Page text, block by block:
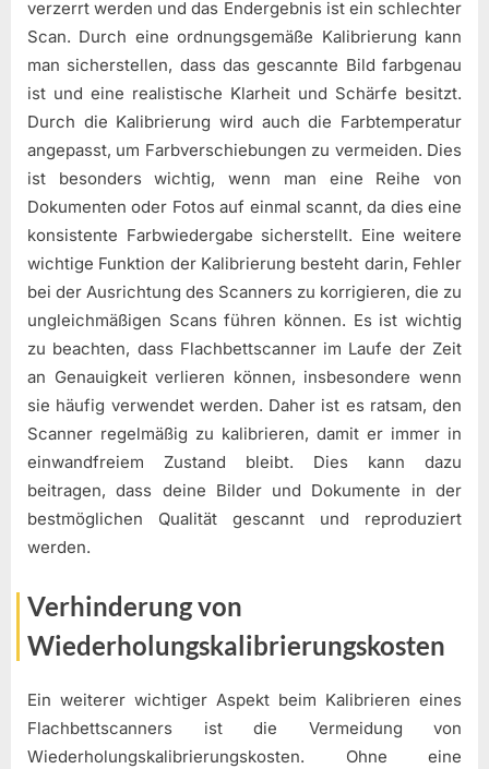
verzerrt werden und das Endergebnis ist ein schlechter
Scan. Durch eine ordnungsgemäße Kalibrierung kann
man sicherstellen, dass das gescannte Bild farbgenau
ist und eine realistische Klarheit und Schärfe besitzt.
Durch die Kalibrierung wird auch die Farbtemperatur
angepasst, um Farbverschiebungen zu vermeiden. Dies
ist besonders wichtig, wenn man eine Reihe von
Dokumenten oder Fotos auf einmal scannt, da dies eine
konsistente Farbwiedergabe sicherstellt. Eine weitere
wichtige Funktion der Kalibrierung besteht darin, Fehler
bei der Ausrichtung des Scanners zu korrigieren, die zu
ungleichmäßigen Scans führen können. Es ist wichtig
zu beachten, dass Flachbettscanner im Laufe der Zeit
an Genauigkeit verlieren können, insbesondere wenn
sie häufig verwendet werden. Daher ist es ratsam, den
Scanner regelmäßig zu kalibrieren, damit er immer in
einwandfreiem Zustand bleibt. Dies kann dazu
beitragen, dass deine Bilder und Dokumente in der
bestmöglichen Qualität gescannt und reproduziert
werden.
Verhinderung von
Wiederholungskalibrierungskosten
Ein weiterer wichtiger Aspekt beim Kalibrieren eines
Flachbettscanners ist die Vermeidung von
Wiederholungskalibrierungskosten. Ohne eine